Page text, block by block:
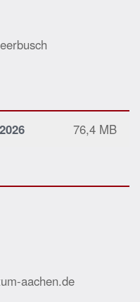
76,4 MB
aachen.de